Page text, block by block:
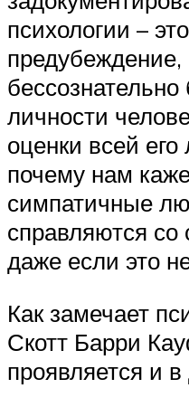
психологии –
предубеждение,
личности
оценки всей
почему нам
симпатичные
справляются со
даже если это
Как замечает
Скотт Барри
проявляется и в